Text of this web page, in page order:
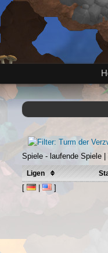
Spiele - laufende Spiele
Ligen
[ | ]